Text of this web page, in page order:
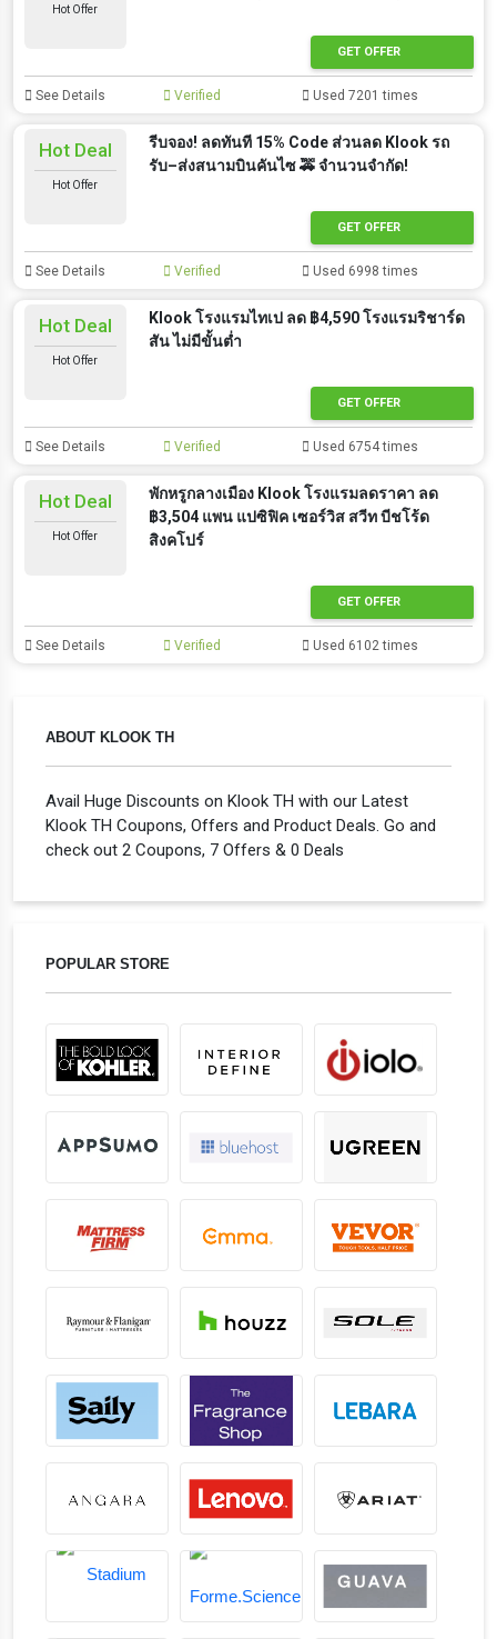
ABOUT KLOOK TH
Avail Huge Discounts on Klook TH with our Latest
Klook TH Coupons, Offers and Product Deals. Go and
check out 2 Coupons, 7 Offers & 0 Deals
POPULAR STORE
Hot Offer
GET OFFER
See Details Verified Used 7201 times
Hot Deal
Hot Offer
รีบจอง! ลดทันที 15% Code ส่วนลด Klook รถ
รับ–ส่งสนามบินคันไซ 🚕 จำนวนจำกัด!
GET OFFER
See Details Verified Used 6998 times
Hot Deal
Hot Offer
Klook โรงแรมไทเป ลด ฿4,590 โรงแรมริชาร์ด
สัน ไม่มีขั้นต่ำ
GET OFFER
See Details Verified Used 6754 times
Hot Deal
Hot Offer
พักหรูกลางเมือง Klook โรงแรมลดราคา ลด
฿3,504 แพน แปซิฟิค เซอร์วิส สวีท บีชโร้ด
สิงคโปร์
GET OFFER
See Details Verified Used 6102 times